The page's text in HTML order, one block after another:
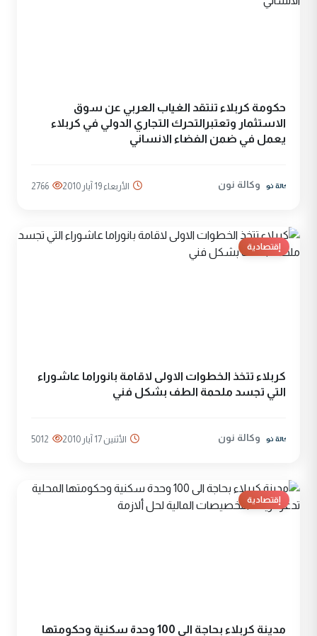
حكومة كربلاء تنتقد الغياب العربي عن سوق
الاستثمار وتعتبرالتحرك التجاري الدولي في كربلاء
يعمل في ضمن الفضاء الانساني
وكالة نون الأربعاء 19 آيار 2010 2766
إقتصادية
كربلاء تتخذ الخطوات الاولى لاقامة بانوراما عاشوراء
التي تجسد ملحمة الطف بشكل فني
وكالة نون الأثنين 17 آيار 2010 5012
إقتصادية
مدينة كربلاء بحاجة الى 100 وحدة سكنية وحكومتها